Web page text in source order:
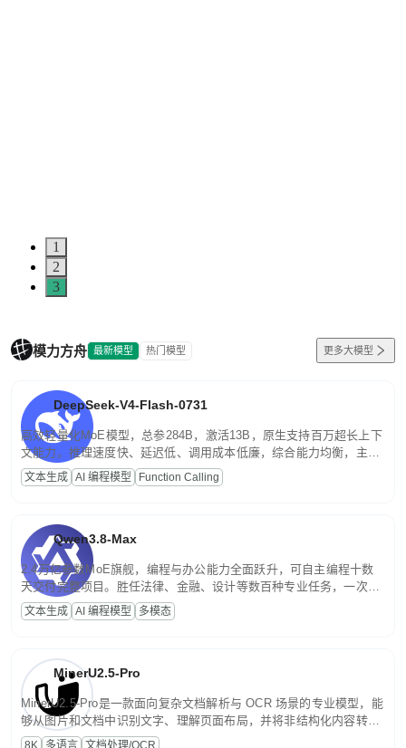
1
2
3
模力方舟 最新模型 热门模型 更多大模型
DeepSeek-V4-Flash-0731
高效轻量化MoE模型，总参284B，激活13B，原生支持百万超长上下
文能力。推理速度快、延迟低、调用成本低廉，综合能力均衡，主打
高并发、轻量化任务，适合日常对话、内容创作、基础 RAG、批量
文案处理等普惠刚需场景。
文本生成 AI 编程模型 Function Calling
Qwen3.8-Max
2.4万亿参数MoE旗舰，编程与办公能力全面跃升，可自主编程十数
天交付完整项目。胜任法律、金融、设计等数百种专业任务，一次对
话端到端交付生产级成果。原生视觉理解贯穿规划、执行与验证全流
程，支持超长文档与长视频的深度语义解析。长程任务中自主规划与
文本生成 AI 编程模型 多模态
MinerU2.5-Pro
MinerU2.5-Pro是一款面向复杂文档解析与 OCR 场景的专业模型，能
够从图片和文档中识别文字、理解页面布局，并将非结构化内容转换
为便于存储、检索和二次处理的结构化结果。
8K 多语言 文档处理/OCR